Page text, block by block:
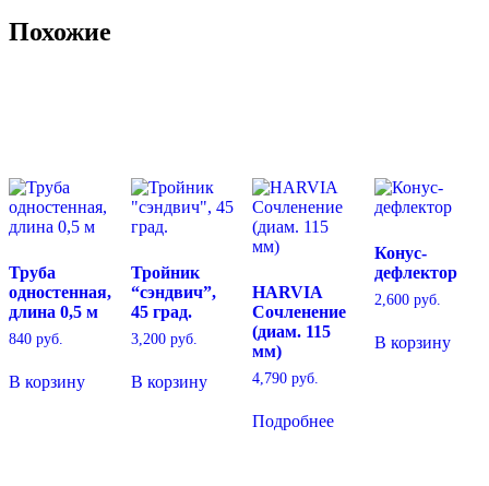
Похожие
Труба
одностенная,
длина 0,5 м
840 руб.
В корзину
Тройник
“сэндвич”,
45 град.
3,200руб.
В корзину
HARVIA
Сочленение
(диам. 115
мм)
4,790 руб.
Подробнее
Конус-
дефлектор
2,600руб.
В корзину